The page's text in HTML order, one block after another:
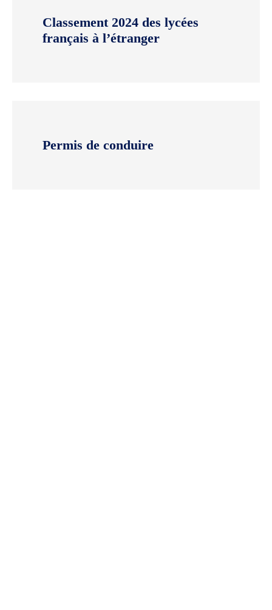
Classement 2024 des lycées
français à l’étranger
Permis de conduire